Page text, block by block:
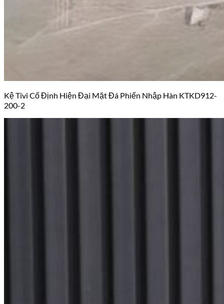
Kệ Tivi Cố Định Hiện Đại Mặt Đá Phiến Nhập Hàn KTKD912-
200-2